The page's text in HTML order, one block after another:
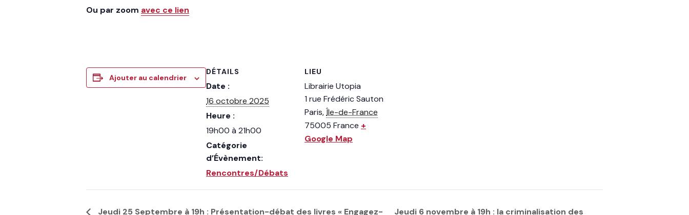
Ou par zoom avec ce lien
Ajouter au calendrier
DÉTAILS
Date :
16 octobre 2025
Heure :
19h00 à 21h00
Catégorie
d’Évènement:
Rencontres/Débats
LIEU
Librairie Utopia
1 rue Frédéric Sauton
Paris,Île-de-France
75005 France +
Google Map
Jeudi 25 Septembre à 19h : Présentation-débat des livres « Engagez-
Jeudi 6 novembre à 19h : la criminalisation des